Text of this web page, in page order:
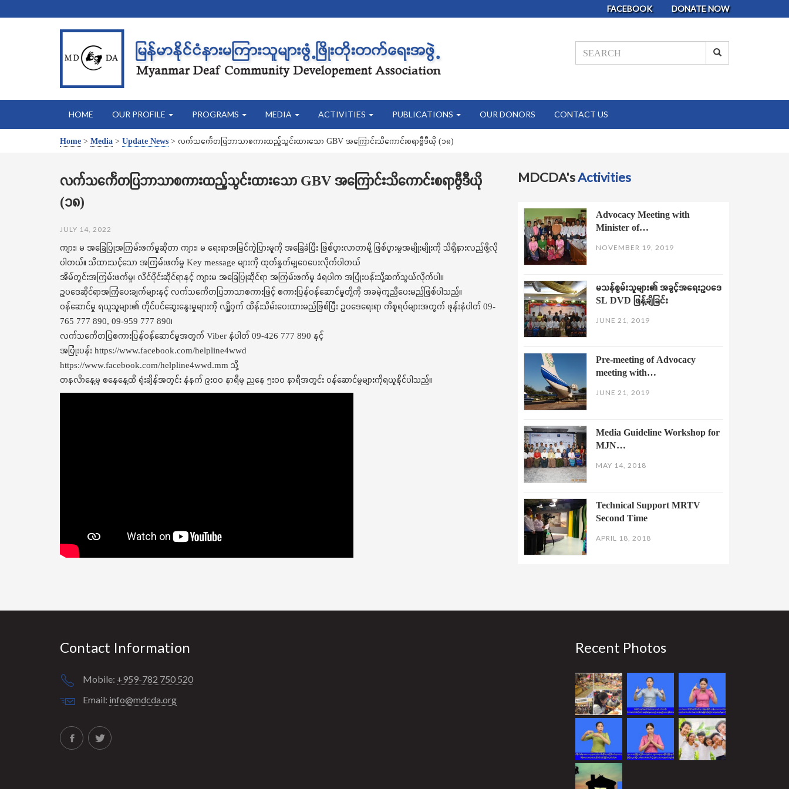
FACEBOOK DONATE NOW
HOME OUR PROFILE PROGRAMS MEDIA ACTIVITIES PUBLICATIONS OUR DONORS CONTACT US
Home > Media > Update News > လက်သင်္ကေတပြဘာသာစကားထည့်သွင်းထားသော GBV အကြောင်းသိကောင်းစရာဗွီဒီယို (၁၈)
လက်သင်္ကေတပြဘာသာစကားထည့်သွင်းထားသော GBV အကြောင်းသိကောင်းစရာဗွီဒီယို
(၁၈)
JULY 14, 2022
ကျား၊ မ အခြေပြုအကြမ်းဖက်မှုဆိုတာ ကျား၊ မ ရေးရာအမြင်ကွဲပြားမူကို အခြေခံပြီး ဖြစ်ပွားလာတာမို့ ဖြစ်ပွားမှုအမျိုးမျိုးကို သိရှိနားလည်ဖို့လို
ပါတယ်။ သိထားသင့်သော အကြမ်းဖက်မှု Key message များကို ထုတ်နှုတ်မျှဝေပေးလိုက်ပါတယ်
အိမ်တွင်းအကြမ်းဖက်မှု၊ လိင်ပိုင်းဆိုင်ရာနှင့် ကျားမ အခြေပြုဆိုင်ရာ အကြမ်းဖက်မှု ခံရပါက အပြုံးပန်းသို့ဆက်သွယ်လိုက်ပါ၊၊
ဥပဒေဆိုင်ရာအကြံပေးချက်များနှင့် လက်သင်္ကေတပြဘာသာစကားဖြင့် စကားပြန်ဝန်ဆောင်မှုတို့ကို အခမဲ့ကူညီပေးမည်ဖြစ်ပါသည်။
ဝန်ဆောင်မှု ရယူသူများ၏ တိုင်ပင်ဆွေးနွေးမှုများကို လျှိူ့ဝှက် ထိန်းသိမ်းပေးထားမည်ဖြစ်ပြီး ဥပဒေရေးရာ ကိစ္စရပ်များအတွက် ဖုန်းနံပါတ် 09-
765 777 890, 09-959 777 890၊
လက်သင်္ကေတပြစကားပြန်ဝန်ဆောင်မှုအတွက် Viber နံပါတ် 09-426 777 890 နှင့်
အပြုံးပန်း https://www.facebook.com/helpline4wwd
https://www.facebook.com/helpline4wwd.mm သို့
တနင်္လာနေ့မှ စနေနေ့ထိ ရုံးချိန်အတွင်း နံနက် ၉း၀၀ နာရီမှ ညနေ ၅း၀၀ နာရီအတွင်း ဝန်ဆောင်မှုများကိုရယူနိုင်ပါသည်။
MDCDA'sActivities
Advocacy Meeting with
Minister of…
NOVEMBER 19, 2019
မသန်စွမ်းသူများ၏ အခွင့်အရေးဥပဒေ
SL DVD ဖြန့်ချိခြင်း
JUNE 21, 2019
Pre-meeting of Advocacy
meeting with…
JUNE 21, 2019
Media Guideline Workshop for
MJN…
MAY 14, 2018
Technical Support MRTV
Second Time
APRIL 18, 2018
Contact Information
Mobile: +959-782 750 520
Email: info@mdcda.org
Recent Photos